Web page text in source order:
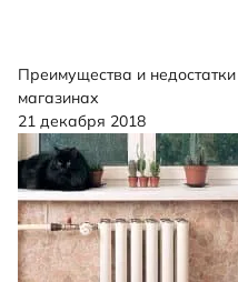
Преимущества и
магазинах
21 декабря 2018